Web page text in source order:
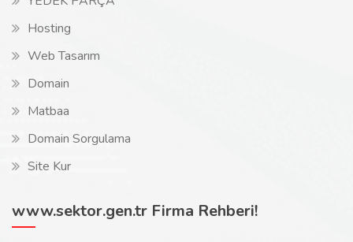
Hosting
Web Tasarım
Domain
Matbaa
Domain Sorgulama
Site Kur
www.sektor.gen.tr Firma Rehberi!